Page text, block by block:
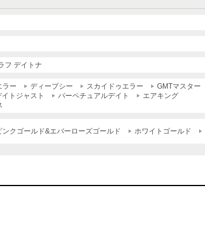
フ デイトナ
ラー ディープシー スカイドゥエラー
GMTマスター
イトジャスト パーペチュアルデイト
エアキング
ンクゴールド&エバーローズゴールド ホワイトゴールド